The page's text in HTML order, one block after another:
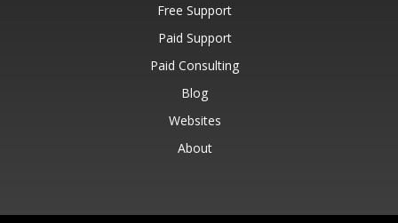
Free Support
Paid Support
Paid Consulting
Blog
Websites
About